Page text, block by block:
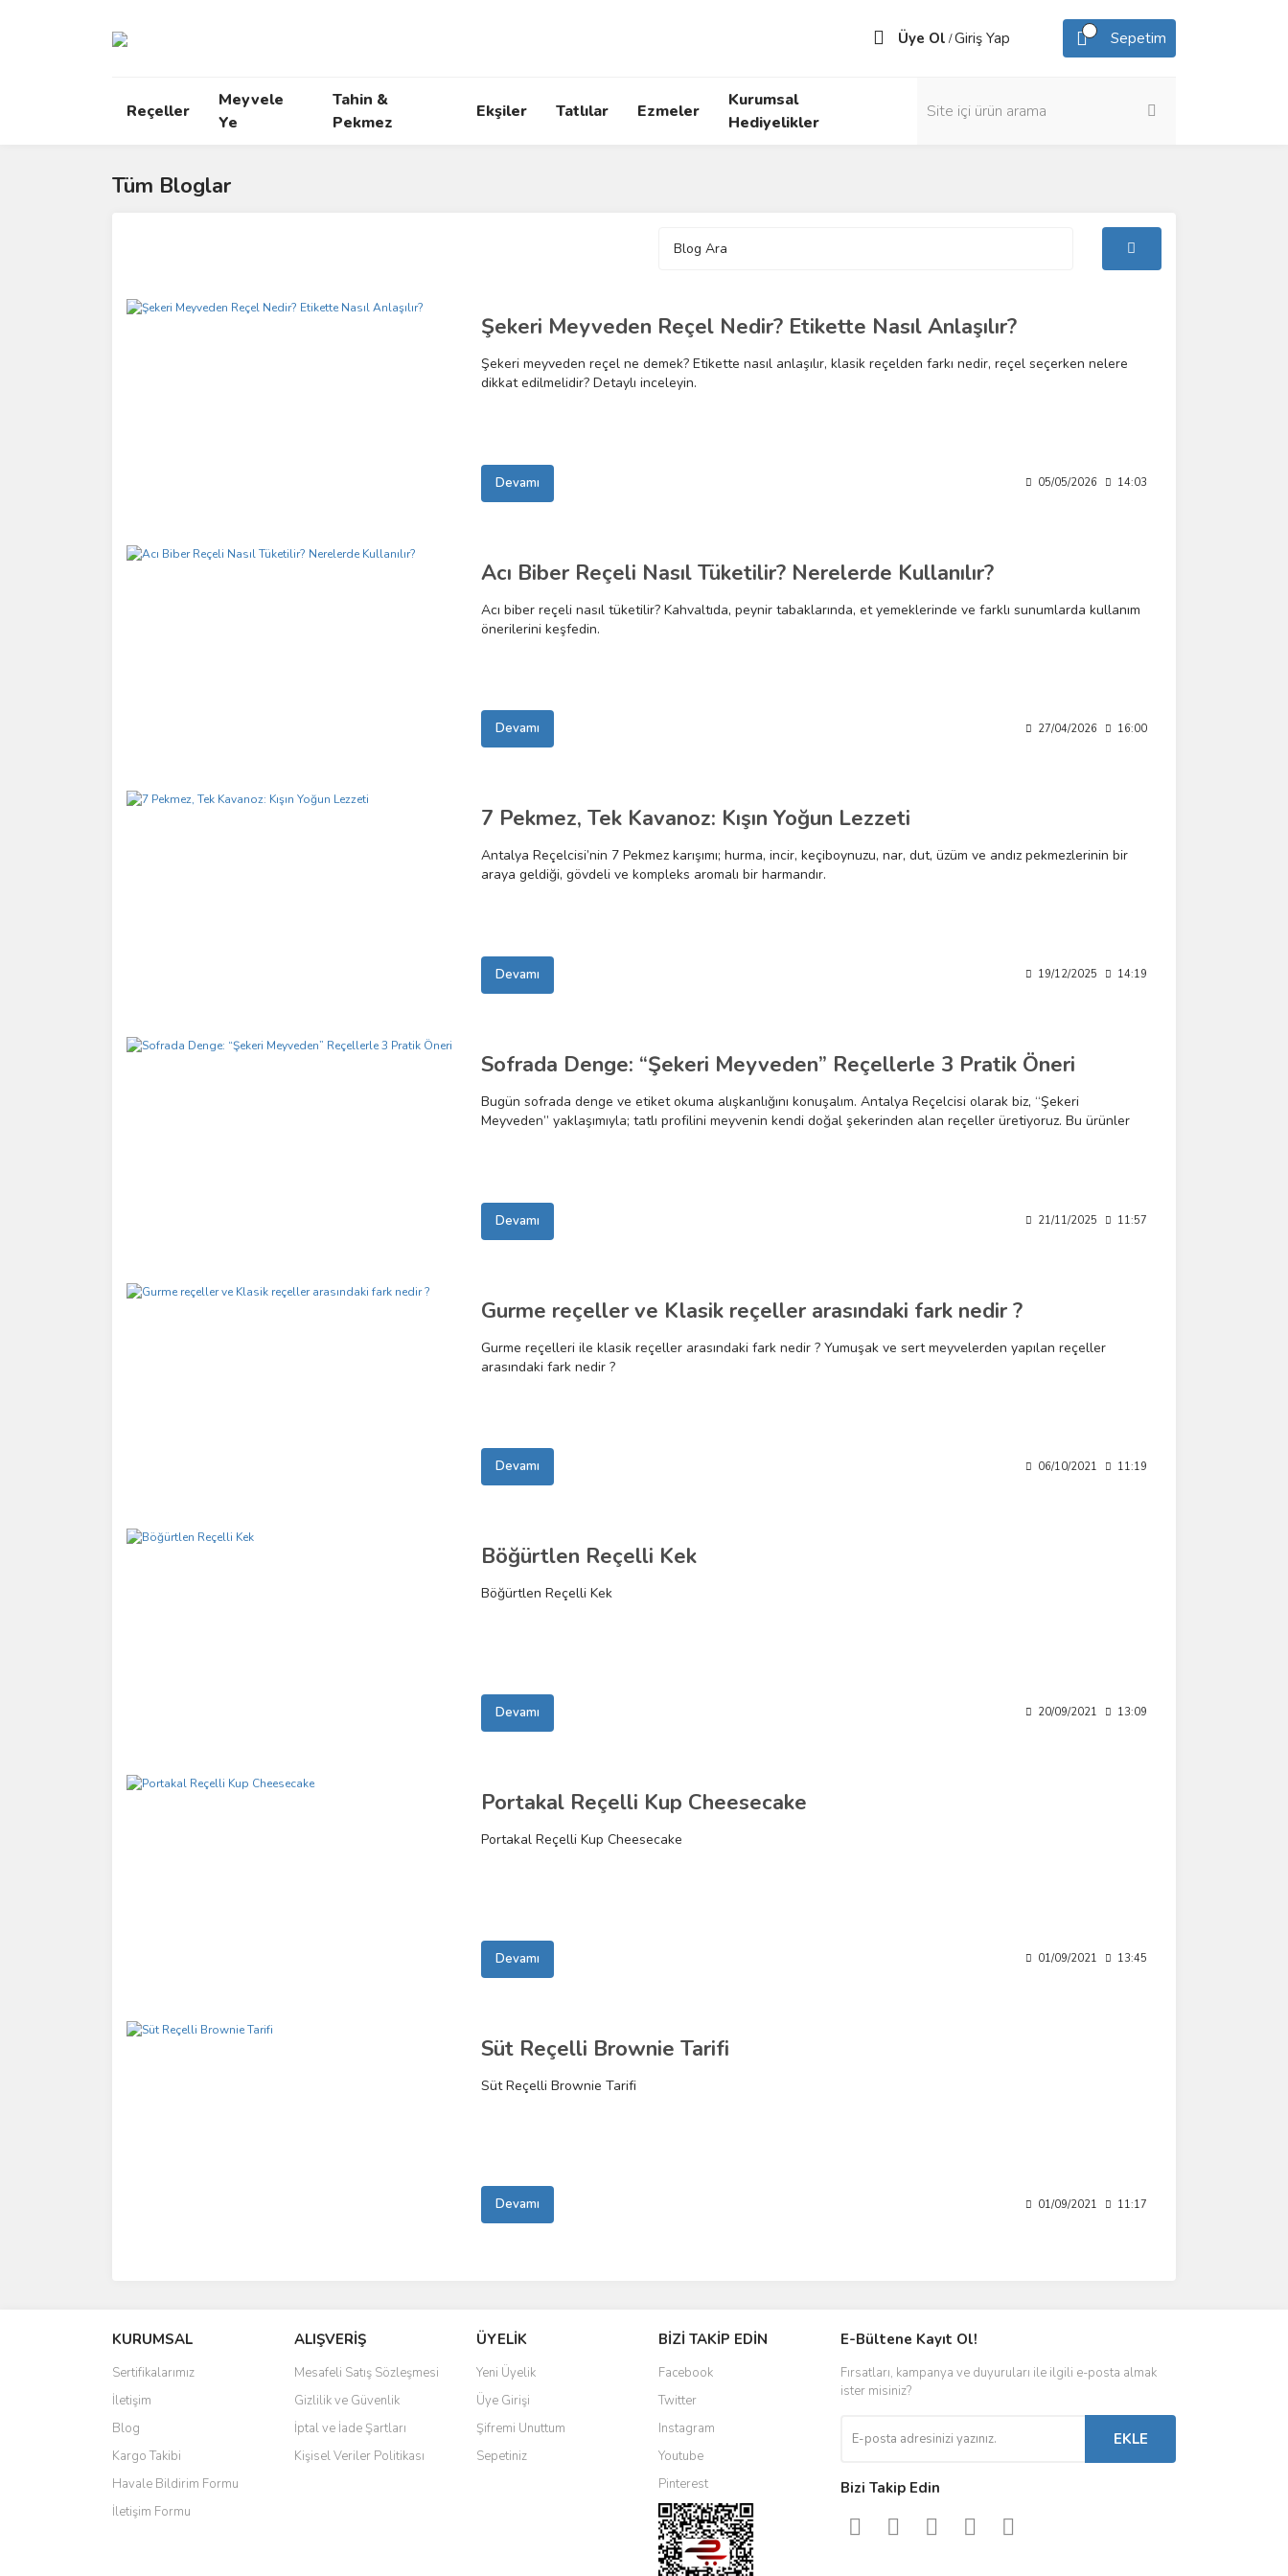
Üye Ol /Giriş Yap Sepetim
Reçeller
Meyvele
Ye
Tahin &
Pekmez
Ekşiler Tatlılar Ezmeler
Kurumsal
Hediyelikler
Tüm Bloglar
Şekeri Meyveden Reçel Nedir? Etikette Nasıl Anlaşılır?
Şekeri meyveden reçel ne demek? Etikette nasıl anlaşılır, klasik reçelden farkı nedir, reçel seçerken nelere
dikkat edilmelidir? Detaylı inceleyin.
Devamı 05/05/2026 14:03
Acı Biber Reçeli Nasıl Tüketilir? Nerelerde Kullanılır?
Acı biber reçeli nasıl tüketilir? Kahvaltıda, peynir tabaklarında, et yemeklerinde ve farklı sunumlarda kullanım
önerilerini keşfedin.
Devamı 27/04/2026 16:00
7 Pekmez, Tek Kavanoz: Kışın Yoğun Lezzeti
Antalya Reçelcisi’nin 7 Pekmez karışımı; hurma, incir, keçiboynuzu, nar, dut, üzüm ve andız pekmezlerinin bir
araya geldiği, gövdeli ve kompleks aromalı bir harmandır.
Devamı 19/12/2025 14:19
Sofrada Denge: “Şekeri Meyveden” Reçellerle 3 Pratik Öneri
Bugün sofrada denge ve etiket okuma alışkanlığını konuşalım. Antalya Reçelcisi olarak biz, “Şekeri
Meyveden” yaklaşımıyla; tatlı profilini meyvenin kendi doğal şekerinden alan reçeller üretiyoruz. Bu ürünler
Devamı 21/11/2025 11:57
Gurme reçeller ve Klasik reçeller arasındaki fark nedir ?
Gurme reçelleri ile klasik reçeller arasındaki fark nedir ? Yumuşak ve sert meyvelerden yapılan reçeller
arasındaki fark nedir ?
Devamı 06/10/2021 11:19
Böğürtlen Reçelli Kek
Böğürtlen Reçelli Kek
Devamı 20/09/2021 13:09
Portakal Reçelli Kup Cheesecake
Portakal Reçelli Kup Cheesecake
Devamı 01/09/2021 13:45
Süt Reçelli Brownie Tarifi
Süt Reçelli Brownie Tarifi
Devamı 01/09/2021 11:17
KURUMSAL
Sertifikalarımız
İletişim
Blog
Kargo Takibi
Havale Bildirim Formu
İletişim Formu
ALIŞVERİŞ
Mesafeli Satış Sözleşmesi
Gizlilik ve Güvenlik
İptal ve İade Şartları
Kişisel Veriler Politikası
ÜYELİK
Yeni Üyelik
Üye Girişi
Şifremi Unuttum
Sepetiniz
BİZİ TAKİP EDİN
Facebook
Twitter
Instagram
Youtube
Pinterest
E-Bültene Kayıt Ol!
Fırsatları, kampanya ve duyuruları ile ilgili e-posta almak
ister misiniz?
EKLE
Bizi Takip Edin